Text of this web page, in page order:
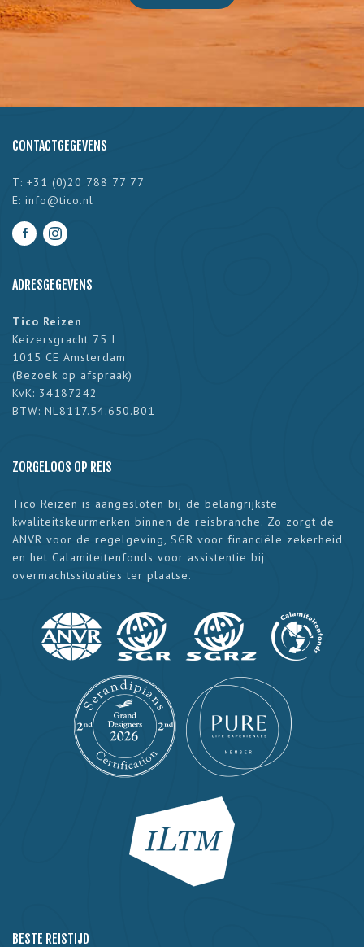
CONTACTGEGEVENS
T: +31 (0)20 788 77 77
E: info@tico.nl
ADRESGEGEVENS
Tico Reizen
Keizersgracht 75 I
1015 CE Amsterdam
(Bezoek op afspraak)
KvK: 34187242
BTW: NL8117.54.650.B01
ZORGELOOS OP REIS
Tico Reizen is aangesloten bij de belangrijkste
kwaliteitskeurmerken binnen de reisbranche. Zo zorgt de
ANVR voor de regelgeving, SGR voor financiële zekerheid
en het Calamiteitenfonds voor assistentie bij
overmachtssituaties ter plaatse.
BESTE REISTIJD